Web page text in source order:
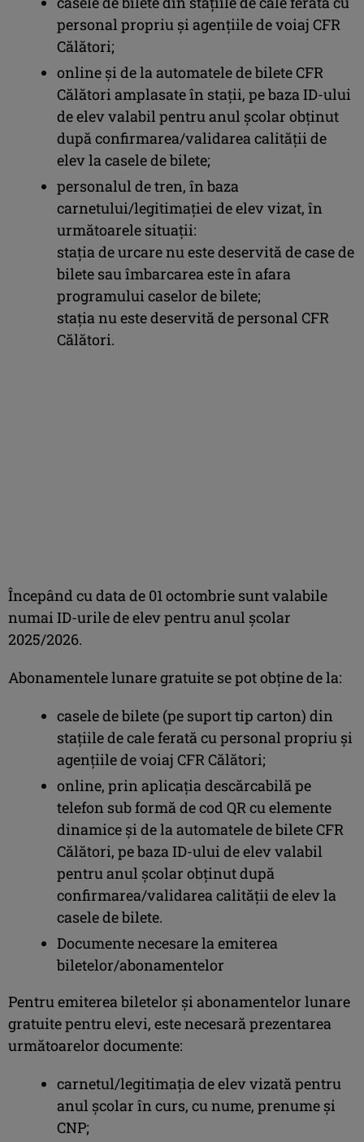
personal propriu și agențiile de voiaj CFR
Călători;
online și de la automatele de bilete CFR
Călători amplasate în stații, pe baza ID-ului
de elev valabil pentru anul școlar obținut
după confirmarea/validarea calității de
elev la casele de bilete;
personalul de tren, în baza
carnetului/legitimației de elev vizat, în
următoarele situații:
stația de urcare nu este deservită de case de
bilete sau îmbarcarea este în afara
programului caselor de bilete;
stația nu este deservită de personal CFR
Călători.
Începând cu data de 01 octombrie sunt valabile
numai ID-urile de elev pentru anul școlar
2025/2026.
Abonamentele lunare gratuite se pot obține de la:
casele de bilete (pe suport tip carton) din
stațiile de cale ferată cu personal propriu și
agențiile de voiaj CFR Călători;
online, prin aplicația descărcabilă pe
telefon sub formă de cod QR cu elemente
dinamice și de la automatele de bilete CFR
Călători, pe baza ID-ului de elev valabil
pentru anul școlar obținut după
confirmarea/validarea calității de elev la
casele de bilete.
Documente necesare la emiterea
biletelor/abonamentelor
Pentru emiterea biletelor și abonamentelor lunare
gratuite pentru elevi, este necesară prezentarea
următoarelor documente:
carnetul/legitimația de elev vizată pentru
anul școlar în curs, cu nume, prenume și
CNP;